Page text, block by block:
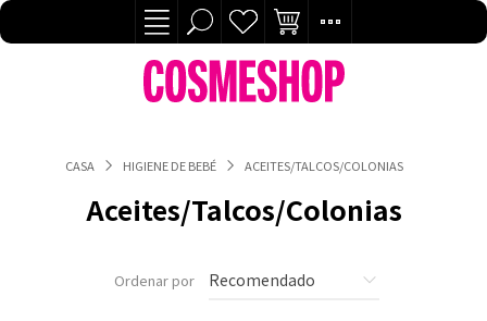
CASA HIGIENE DE BEBÉ ACEITES/TALCOS/COLONIAS
Aceites/Talcos/Colonias
Ordenar por